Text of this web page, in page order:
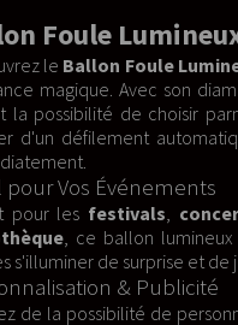
Foule
le Ballon Foule
magique. Avec son
la possibilité de choisir
d'un défilement
pour Vos Événements
pour les festivals,
, ce ballon
s'illuminer de surprise et de
& Publicité
de la possibilité de